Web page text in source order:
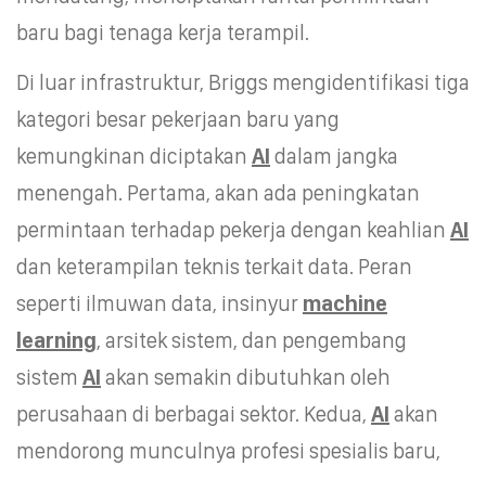
baru bagi tenaga kerja terampil.
Di luar infrastruktur, Briggs mengidentifikasi tiga
kategori besar pekerjaan baru yang
kemungkinan diciptakan AI dalam jangka
menengah. Pertama, akan ada peningkatan
permintaan terhadap pekerja dengan keahlian AI
dan keterampilan teknis terkait data. Peran
seperti ilmuwan data, insinyur machine
learning, arsitek sistem, dan pengembang
sistem AI akan semakin dibutuhkan oleh
perusahaan di berbagai sektor. Kedua, AI akan
mendorong munculnya profesi spesialis baru,